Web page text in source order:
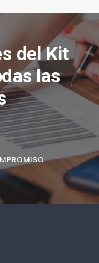
del Kit
las